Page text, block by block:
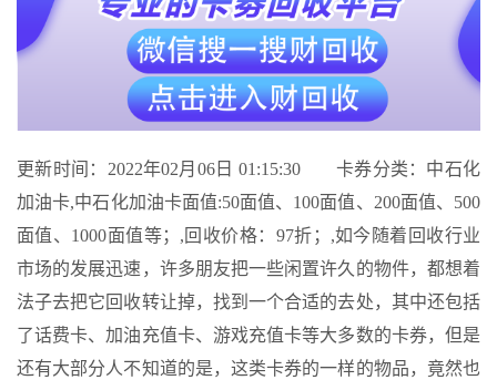
更新时间：2022年02月06日 01:15:30 卡券分类：中石化
加油卡,中石化加油卡面值:50面值、100面值、200面值、500
面值、1000面值等；,回收价格：97折；,如今随着回收行业
市场的发展迅速，许多朋友把一些闲置许久的物件，都想着
法子去把它回收转让掉，找到一个合适的去处，其中还包括
了话费卡、加油充值卡、游戏充值卡等大多数的卡券，但是
还有大部分人不知道的是，这类卡券的一样的物品，竟然也